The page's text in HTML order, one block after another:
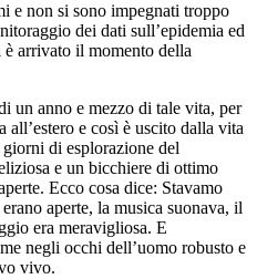
e non si sono impegnati troppo
dei dati sull’epidemia ed
arrivato il momento della
un anno e mezzo di tale vita, per
all’estero e così è uscito dalla vita
di esplorazione del
e un bicchiere di ottimo
Ecco cosa dice: Stavamo
aperte, la musica suonava, il
era meravigliosa. E
negli occhi dell’uomo robusto e
vivo.